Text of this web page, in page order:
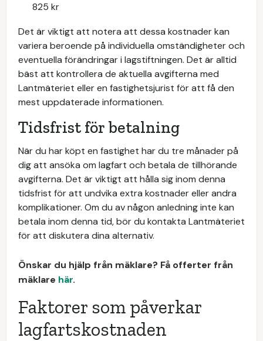
825 kr
Det är viktigt att notera att dessa kostnader kan
variera beroende på individuella omständigheter och
eventuella förändringar i lagstiftningen. Det är alltid
bäst att kontrollera de aktuella avgifterna med
Lantmäteriet eller en fastighetsjurist för att få den
mest uppdaterade informationen.
Tidsfrist för betalning
När du har köpt en fastighet har du tre månader på
dig att ansöka om lagfart och betala de tillhörande
avgifterna. Det är viktigt att hålla sig inom denna
tidsfrist för att undvika extra kostnader eller andra
komplikationer. Om du av någon anledning inte kan
betala inom denna tid, bör du kontakta Lantmäteriet
för att diskutera dina alternativ.
Önskar du hjälp från mäklare? Få offerter från
mäklare här.
Faktorer som påverkar
lagfartskostnaden